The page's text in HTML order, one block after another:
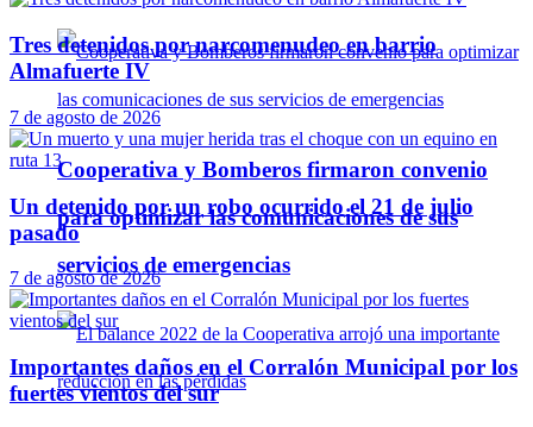
Cooperativa y Bomberos firmaron convenio
para optimizar las comunicaciones de sus
servicios de emergencias
Tres detenidos por narcomenudeo en barrio
Almafuerte IV
7 de agosto de 2026
Un detenido por un robo ocurrido el 21 de julio
pasado
7 de agosto de 2026
Importantes daños en el Corralón Municipal por los
fuertes vientos del sur